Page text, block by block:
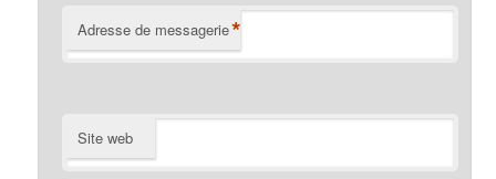
Adresse de messagerie*
Site web